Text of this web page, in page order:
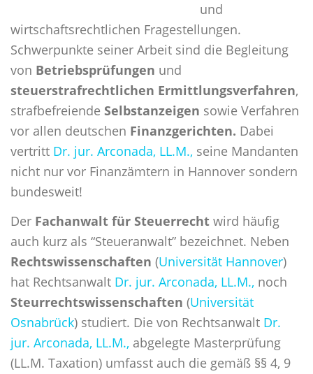
und
wirtschaftsrechtlichen Fragestellungen.
Schwerpunkte seiner Arbeit sind die Begleitung
von Betriebsprüfungen und
steuerstrafrechtlichen Ermittlungsverfahren,
strafbefreiende Selbstanzeigen sowie Verfahren
vor allen deutschen Finanzgerichten. Dabei
vertritt Dr. jur. Arconada, LL.M., seine Mandanten
nicht nur vor Finanzämtern in Hannover sondern
bundesweit!
Der Fachanwalt für Steuerrecht wird häufig
auch kurz als “Steueranwalt” bezeichnet. Neben
Rechtswissenschaften (Universität Hannover)
hat Rechtsanwalt Dr. jur. Arconada, LL.M., noch
Steurrechtswissenschaften (Universität
Osnabrück) studiert. Die von Rechtsanwalt Dr.
jur. Arconada, LL.M., abgelegte Masterprüfung
(LL.M. Taxation) umfasst auch die gemäß §§ 4, 9